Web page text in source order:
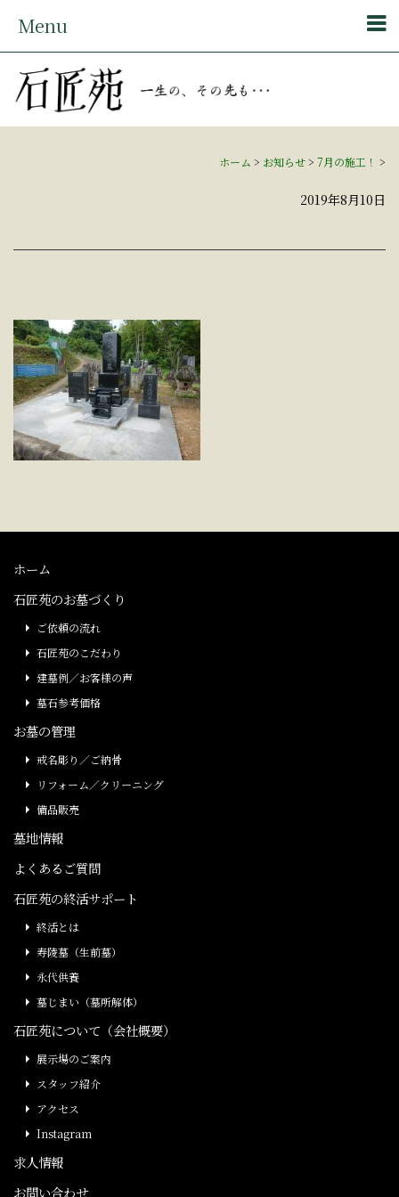
Menu
ホーム > お知らせ> 7月の施工！ >
2019年8月10日
ホーム
石匠苑のお墓づくり
ご依頼の流れ
石匠苑のこだわり
建墓例／お客様の声
墓石参考価格
お墓の管理
戒名彫り／ご納骨
リフォーム／クリーニング
備品販売
墓地情報
よくあるご質問
石匠苑の終活サポート
終活とは
寿陵墓（生前墓）
永代供養
墓じまい（墓所解体）
石匠苑について（会社概要）
展示場のご案内
スタッフ紹介
アクセス
Instagram
求人情報
お問い合わせ